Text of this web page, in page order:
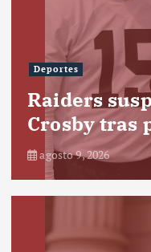
Deportes
Raiders
Crosby tras
agosto 9, 2026